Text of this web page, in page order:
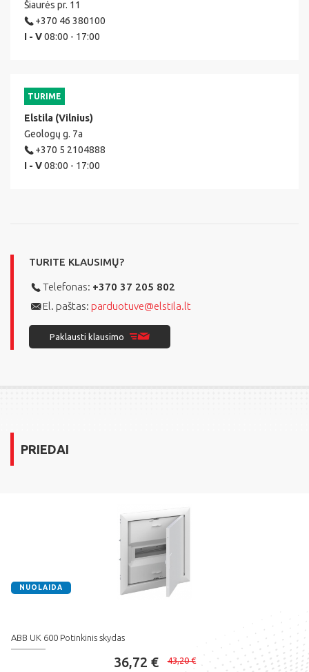
Šiaurės pr. 11
+370 46 380100
I - V08:00 - 17:00
TURIME
Elstila (Vilnius)
Geologų g. 7a
+370 5 2104888
I - V08:00 - 17:00
TURITE KLAUSIMŲ?
Telefonas: +370 37 205 802
El. paštas: parduotuve@elstila.lt
Paklausti klausimo
PRIEDAI
NUOLAIDA
ABB UK 600 Potinkinis skydas
36,72 € 43,20 €